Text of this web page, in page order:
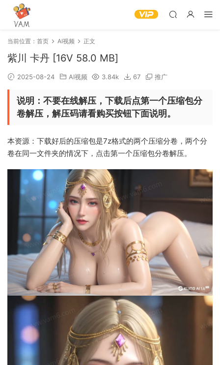
当前位置： 首页 AI视频 正文
紫川 卡丹 [16V 58.0 MB]
2025-08-24 AI视频 3.84k 67 推广
说明：不要在线解压，下载后点第一个压缩包分
卷解压，解压码请看购买按钮下面说明。
本资源：下载好后的压缩包是7z格式的两个压缩分卷，两个分
卷在同一文件夹的情况下，点击第一个压缩包分卷解压。